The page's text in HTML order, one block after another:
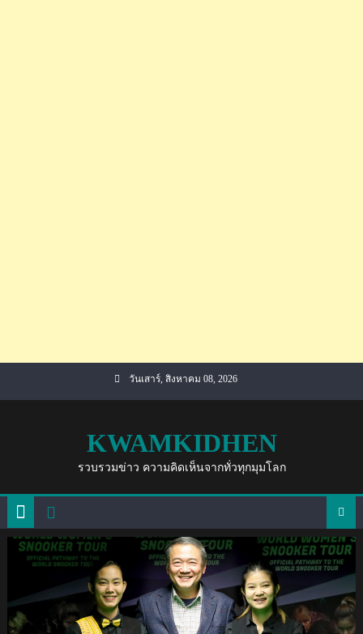
วันเสาร์, สิงหาคม 08, 2026
KWAMKIDHEN
รวบรวมข่าว ความคิดเห็นจากทั่วทุกมุมโลก